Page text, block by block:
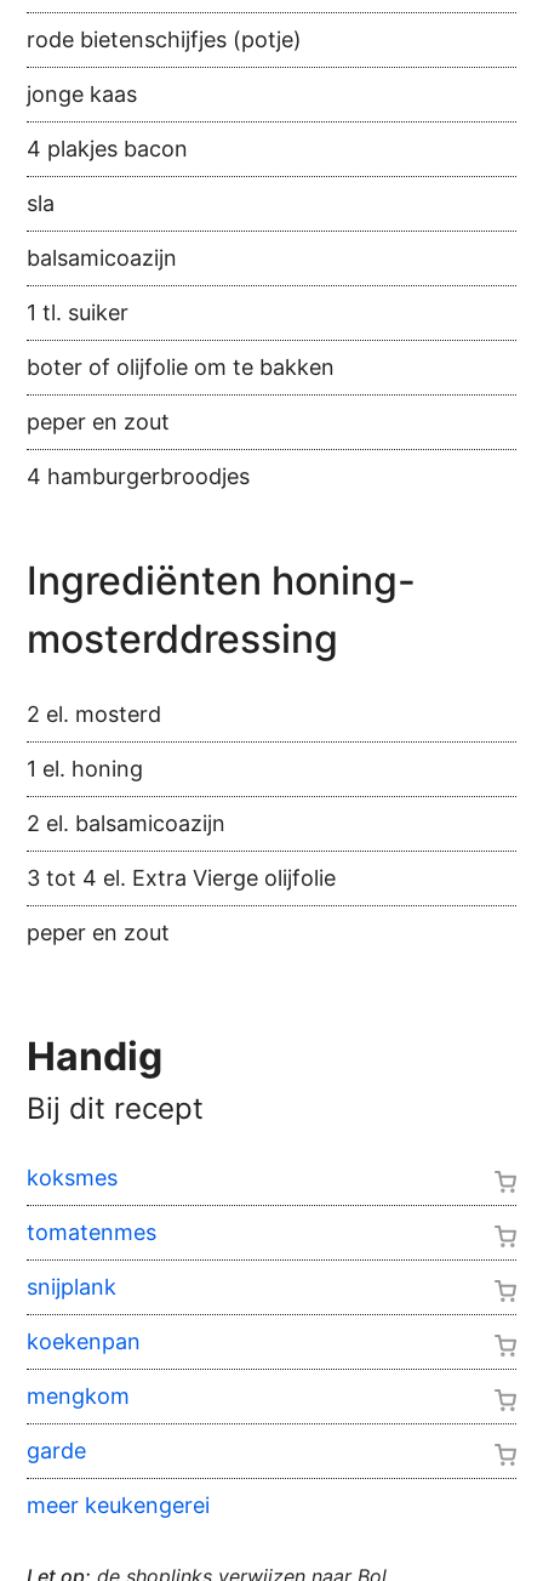
rode bietenschijfjes (potje)
jonge kaas
4 plakjes bacon
sla
balsamicoazijn
1 tl. suiker
boter of olijfolie om te bakken
peper en zout
4 hamburgerbroodjes
Ingrediënten honing-
mosterddressing
2 el. mosterd
1 el. honing
2 el. balsamicoazijn
3 tot 4 el. Extra Vierge olijfolie
peper en zout
Handig
Bij dit recept
koksmes
tomatenmes
snijplank
koekenpan
mengkom
garde
meer keukengerei